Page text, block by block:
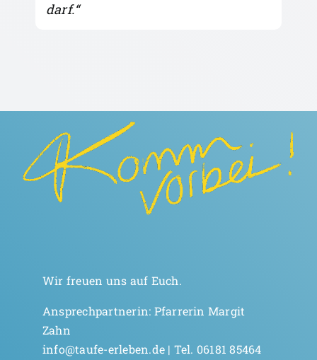
darf.“
Wir freuen uns auf Euch.
Ansprechpartnerin: Pfarrerin Margit
Zahn
info@taufe-erleben.de | Tel. 06181 85464